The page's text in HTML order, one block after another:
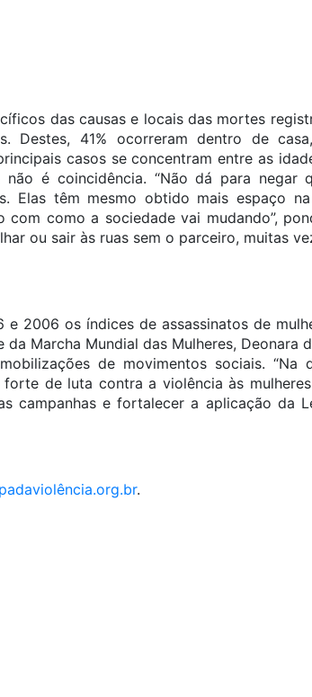
das causas e locais das mortes
Destes, 41% ocorreram dentro de
casos se concentram entre as
é coincidência. “Não dá para negar
Elas têm mesmo obtido mais espaço
como a sociedade vai mudando”,
ou sair às ruas sem o parceiro, muitas
2006 os índices de assassinatos de
Marcha Mundial das Mulheres, Deonara
de movimentos sociais. “Na
de luta contra a violência às
campanhas e fortalecer a aplicação da
.